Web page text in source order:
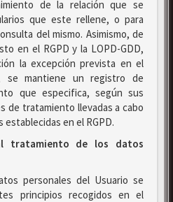
de la relación que se
que este rellene, o para
del mismo. Asimismo, de
en el RGPD y la LOPD-GDD,
la excepción prevista en el
se mantiene un registro de
que especifica, según sus
de tratamiento llevadas a cabo
establecidas en el RGPD.
tratamiento de los datos
personales del Usuario se
principios recogidos en el